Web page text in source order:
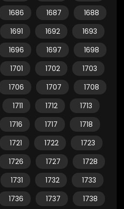
1686 1687
1688
1691 1692
1693
1696 1697
1698
1701 1702
1703
1706 1707
1708
1711 1712
1713
1716 1717
1718
1721 1722
1723
1726 1727
1728
1731 1732
1733
1736 1737
1738